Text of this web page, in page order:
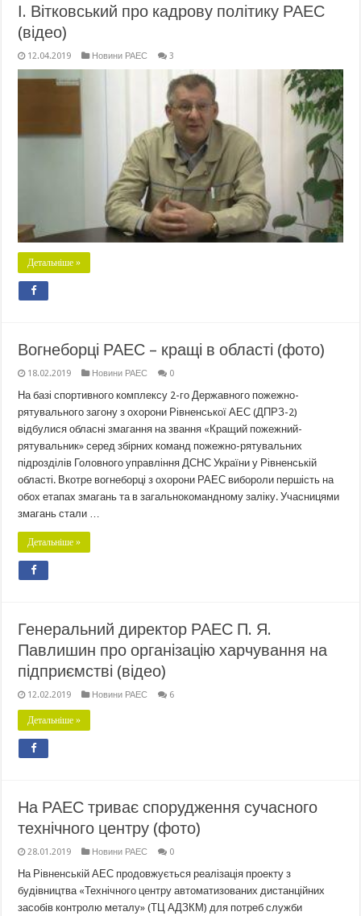
І. Вітковський про кадрову політику РАЕС
(відео)
12.04.2019 Новини РАЕС 3
Детальніше »
Вогнеборці РАЕС – кращі в області (фото)
18.02.2019 Новини РАЕС 0
На базі спортивного комплексу 2-го Державного пожежно-
рятувального загону з охорони Рівненської АЕС (ДПРЗ-2)
відбулися обласні змагання на звання «Кращий пожежний-
рятувальник» серед збірних команд пожежно-рятувальних
підрозділів Головного управління ДСНС України у Рівненській
області. Вкотре вогнеборці з охорони РАЕС вибороли першість на
обох етапах змагань та в загальнокомандному заліку. Учасницями
змагань стали …
Детальніше »
Генеральний директор РАЕС П. Я.
Павлишин про організацію харчування на
підприємстві (відео)
12.02.2019 Новини РАЕС 6
Детальніше »
На РАЕС триває спорудження сучасного
технічного центру (фото)
28.01.2019 Новини РАЕС 0
На Рівненській АЕС продовжується реалізація проекту з
будівництва «Технічного центру автоматизованих дистанційних
засобів контролю металу» (ТЦ АДЗКМ) для потреб служби